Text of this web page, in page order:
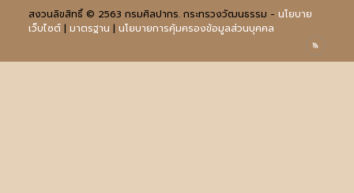
สงวนลิขสิทธิ์ © 2563 กรมศิลปากร. กระทรวงวัฒนธรรม - นโยบาย
เว็บไซต์| มาตรฐาน | นโยบายการคุ้มครองข้อมูลส่วนบุคคล